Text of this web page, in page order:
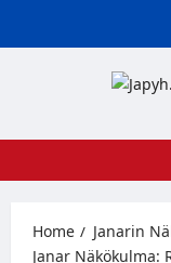
Home
Janarin
Janar Näkökulma: